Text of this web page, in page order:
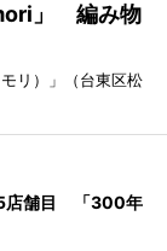
」 編み物
リ）」（台東区松
5店舗目 「300年